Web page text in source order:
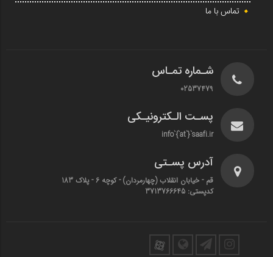
تماس با ما
شـماره تمـاس
02537479
پسـت الـکترونیـکی
info`{`at`}`saafi.ir
آدرس پسـتی
قم - خیابان انقلاب (چهارمردان)‌ - کوچه 6 - پلاک 183
کدپستی: 3713766645